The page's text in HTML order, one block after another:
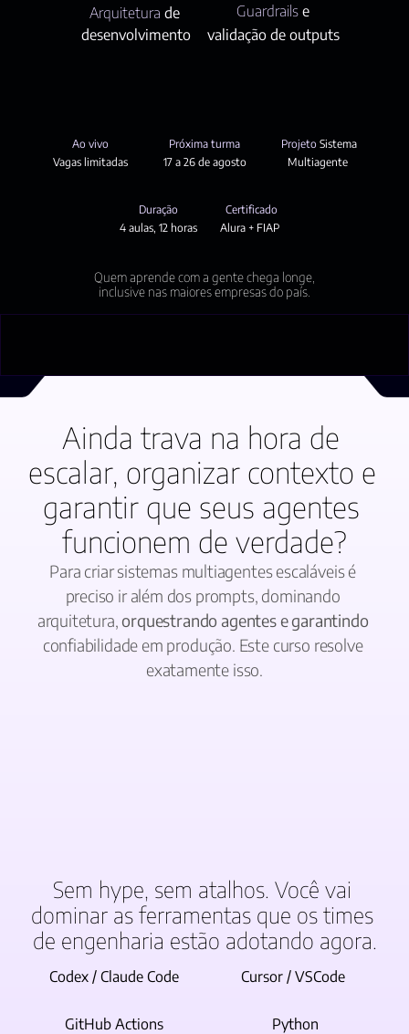
Arquitetura de
desenvolvimento
Guardrails e
validação de outputs
Próxima turma
17 a 26 de agosto
Ao vivo
Vagas limitadas
Certificado
Alura + FIAP
Duração
4 aulas, 12 horas
Projeto Sistema
Multiagente
Quem aprende com a gente chega longe,
inclusive nas maiores empresas do país.
Ainda trava na hora de
escalar, organizar contexto e
garantir que seus agentes
funcionem de verdade?
Para criar sistemas multiagentes escaláveis é
preciso ir além dos prompts, dominando
arquitetura, orquestrando agentes e garantindo
confiabilidade em produção. Este curso resolve
exatamente isso.
Sem hype, sem atalhos. Você vai
dominar as ferramentas que os times
de engenharia estão adotando agora.
Codex / Claude Code
GitHub Actions
Cursor / VSCode
Python